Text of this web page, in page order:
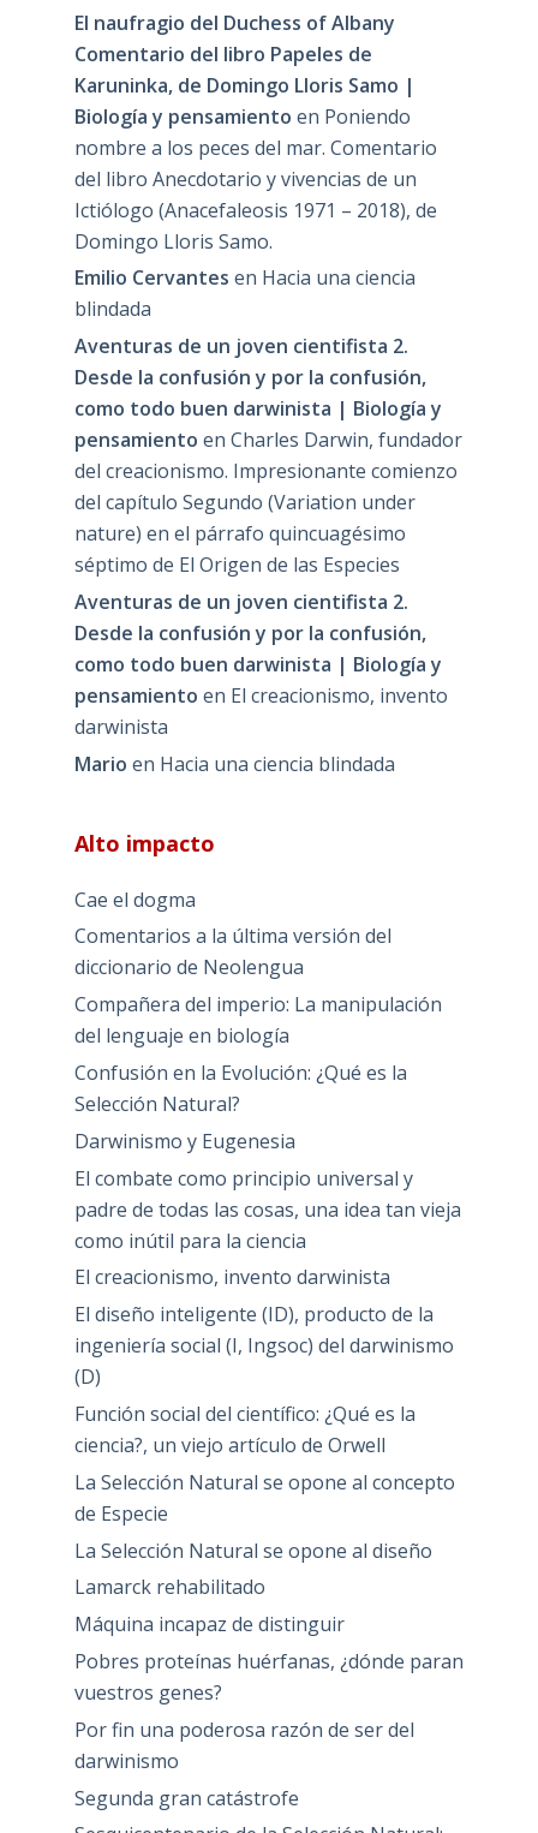
El naufragio del Duchess of Albany
Comentario del libro Papeles de
Karuninka, de Domingo Lloris Samo |
Biología y pensamiento en Poniendo
nombre a los peces del mar. Comentario
del libro Anecdotario y vivencias de un
Ictiólogo (Anacefaleosis 1971 – 2018), de
Domingo Lloris Samo.
Emilio Cervantes en Hacia una ciencia
blindada
Aventuras de un joven cientifista 2.
Desde la confusión y por la confusión,
como todo buen darwinista | Biología y
pensamiento en Charles Darwin, fundador
del creacionismo. Impresionante comienzo
del capítulo Segundo (Variation under
nature) en el párrafo quincuagésimo
séptimo de El Origen de las Especies
Aventuras de un joven cientifista 2.
Desde la confusión y por la confusión,
como todo buen darwinista | Biología y
pensamiento en El creacionismo, invento
darwinista
Mario en Hacia una ciencia blindada
Alto impacto
Cae el dogma
Comentarios a la última versión del
diccionario de Neolengua
Compañera del imperio: La manipulación
del lenguaje en biología
Confusión en la Evolución: ¿Qué es la
Selección Natural?
Darwinismo y Eugenesia
El combate como principio universal y
padre de todas las cosas, una idea tan vieja
como inútil para la ciencia
El creacionismo, invento darwinista
El diseño inteligente (ID), producto de la
ingeniería social (I, Ingsoc) del darwinismo
(D)
Función social del científico: ¿Qué es la
ciencia?, un viejo artículo de Orwell
La Selección Natural se opone al concepto
de Especie
La Selección Natural se opone al diseño
Lamarck rehabilitado
Máquina incapaz de distinguir
Pobres proteínas huérfanas, ¿dónde paran
vuestros genes?
Por fin una poderosa razón de ser del
darwinismo
Segunda gran catástrofe